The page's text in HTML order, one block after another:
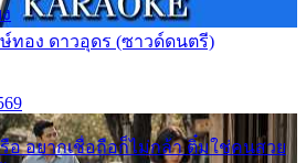
ทอง ดาวอุดร (ซาวด์ดนตรี)
อ อยากเชื่อถือก็ไม่กล้า ติ๋มใช่คนสวย